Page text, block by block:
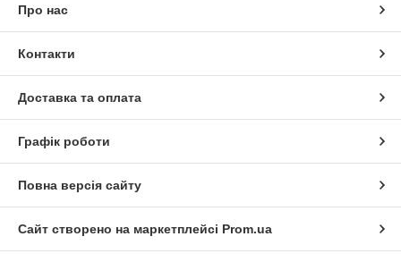
Про нас
Контакти
Доставка та оплата
Графік роботи
Повна версія сайту
Сайт створено на маркетплейсі Prom.ua